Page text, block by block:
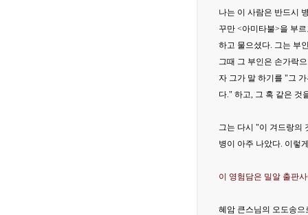
나는 이 사람은 반드시
꾸만 <아미타불>을 부
하고 물으셨다. 그는 부
그때 그 부인은 손가락
자 그가 말 하기를 "그
다." 하고, 그 혹 같은 것
그는 다시 "이 겨드랑의
병이 아주 나았다. 이렇
이 영험담은 밀알 출판
혜암 큰스님의 오도송